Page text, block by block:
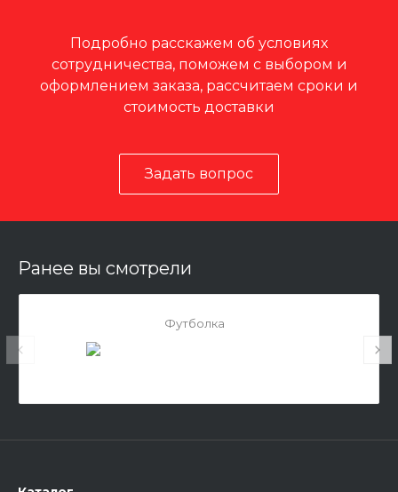
Подробно расскажем об условиях
сотрудничества, поможем с выбором и
оформлением заказа, рассчитаем сроки и
стоимость доставки
Задать вопрос
Ранее вы смотрели
Футболка